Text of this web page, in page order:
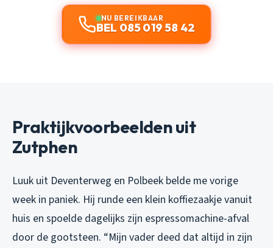
NU BEREIKBAAR
BEL 085 019 58 42
Praktijkvoorbeelden uit
Zutphen
Luuk uit Deventerweg en Polbeek belde me vorige
week in paniek. Hij runde een klein koffiezaakje vanuit
huis en spoelde dagelijks zijn espressomachine-afval
door de gootsteen. “Mijn vader deed dat altijd in zijn